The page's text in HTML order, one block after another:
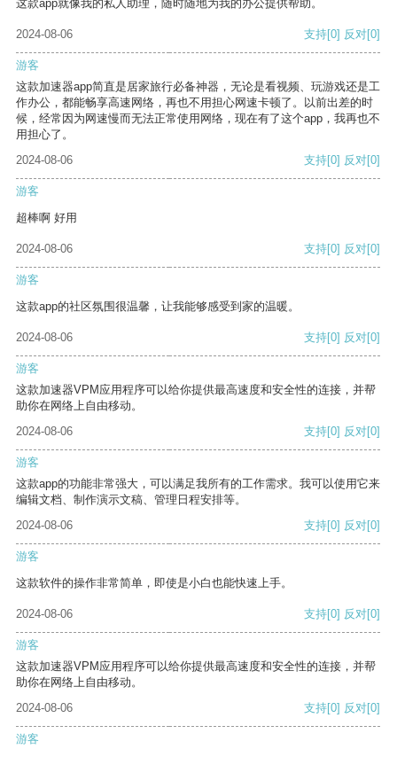
这款app就像我的私人助理，随时随地为我的办公提供帮助。
2024-08-06 支持[0] 反对[0]
游客
这款加速器app简直是居家旅行必备神器，无论是看视频、玩游戏还是工
作办公，都能畅享高速网络，再也不用担心网速卡顿了。以前出差的时
候，经常因为网速慢而无法正常使用网络，现在有了这个app，我再也不
用担心了。
2024-08-06
支持[0] 反对[0]
游客
超棒啊 好用
2024-08-06 支持[0] 反对[0]
游客
这款app的社区氛围很温馨，让我能够感受到家的温暖。
2024-08-06 支持[0] 反对[0]
游客
这款加速器VPM应用程序可以给你提供最高速度和安全性的连接，并帮
助你在网络上自由移动。
2024-08-06
支持[0] 反对[0]
游客
这款app的功能非常强大，可以满足我所有的工作需求。我可以使用它来
编辑文档、制作演示文稿、管理日程安排等。
2024-08-06
支持[0] 反对[0]
游客
这款软件的操作非常简单，即使是小白也能快速上手。
2024-08-06 支持[0] 反对[0]
游客
这款加速器VPM应用程序可以给你提供最高速度和安全性的连接，并帮
助你在网络上自由移动。
2024-08-06
支持[0] 反对[0]
游客